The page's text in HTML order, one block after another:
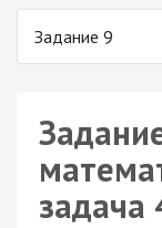
Задание 9
задача